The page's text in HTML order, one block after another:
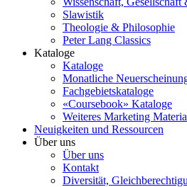
Slawistik
Theologie & Philosophie
Peter Lang Classics
Kataloge
Kataloge
Monatliche
Fachgebietskataloge
«Coursebook» Kataloge
Weiteres Marketing
Neuigkeiten und Ressourcen
Über uns
Über uns
Kontakt
Diversität,